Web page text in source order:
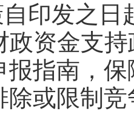
印发之日
政资金支
报指南，
除或限制